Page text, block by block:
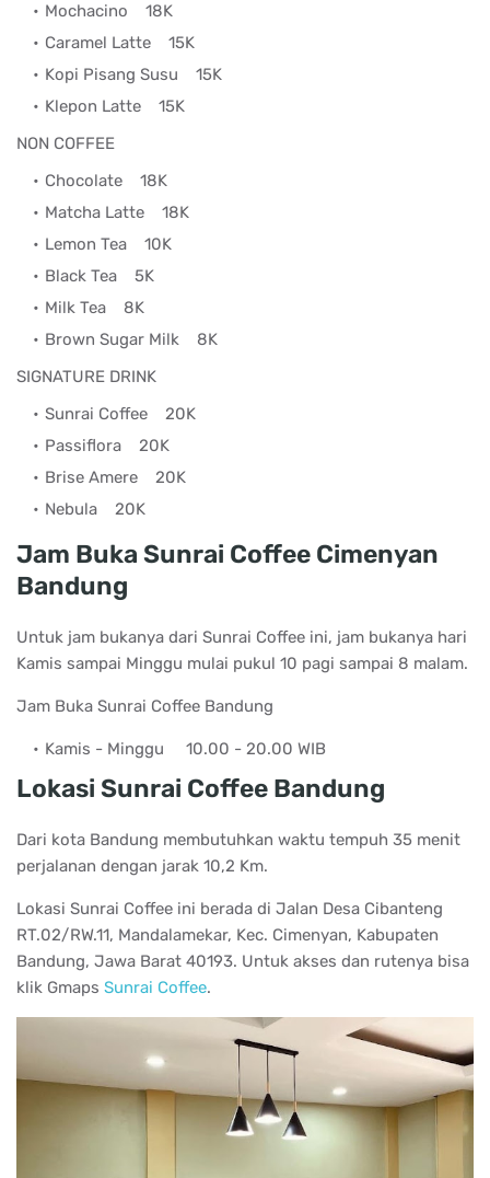
Mochacino 18K
Caramel Latte 15K
Kopi Pisang Susu 15K
Klepon Latte 15K
NON COFFEE
Chocolate 18K
Matcha Latte 18K
Lemon Tea 10K
Black Tea 5K
Milk Tea 8K
Brown Sugar Milk 8K
SIGNATURE DRINK
Sunrai Coffee 20K
Passiflora 20K
Brise Amere 20K
Nebula 20K
Jam Buka Sunrai Coffee Cimenyan
Bandung
Untuk jam bukanya dari Sunrai Coffee ini, jam bukanya hari
Kamis sampai Minggu mulai pukul 10 pagi sampai 8 malam.
Jam Buka Sunrai Coffee Bandung
Kamis - Minggu 10.00 - 20.00 WIB
Lokasi Sunrai Coffee Bandung
Dari kota Bandung membutuhkan waktu tempuh 35 menit
perjalanan dengan jarak 10,2 Km.
Lokasi Sunrai Coffee ini berada di Jalan Desa Cibanteng
RT.02/RW.11, Mandalamekar, Kec. Cimenyan, Kabupaten
Bandung, Jawa Barat 40193. Untuk akses dan rutenya bisa
klik Gmaps Sunrai Coffee.